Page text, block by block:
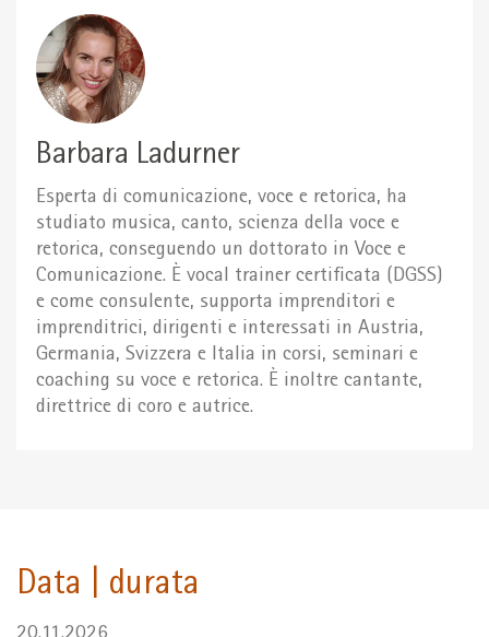
Barbara Ladurner
Esperta di comunicazione, voce e retorica, ha
studiato musica, canto, scienza della voce e
retorica, conseguendo un dottorato in Voce e
Comunicazione. È vocal trainer certificata (DGSS)
e come consulente, supporta imprenditori e
imprenditrici, dirigenti e interessati in Austria,
Germania, Svizzera e Italia in corsi, seminari e
coaching su voce e retorica. È inoltre cantante,
direttrice di coro e autrice.
Data | durata